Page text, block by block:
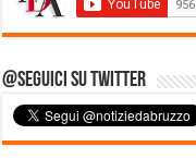
@Seguici su Twitter